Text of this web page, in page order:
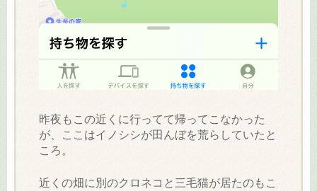
昨夜もこの近くに行ってて帰ってこなかった
が、ここはイノシシが田んぼを荒らしていたと
ころ。
近くの畑に別のクロネコと三毛猫が居たのもこ